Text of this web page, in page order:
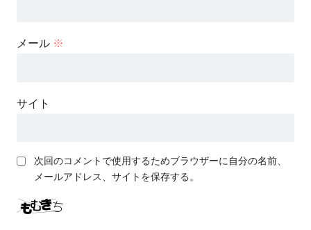
メール ※
サイト
次回のコメントで使用するためブラウザーに自分の名前、
メールアドレス、サイトを保存する。